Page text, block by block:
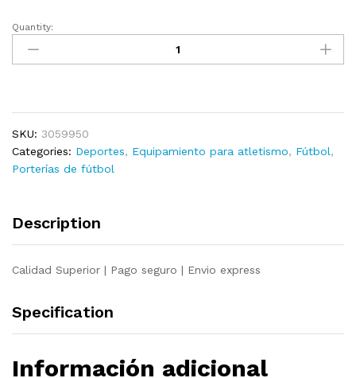
Portería
fútbol
pino
impregnada
160x100x80
Quantity:
SKU: 3059950
Categories: Deportes, Equipamiento para atletismo, Fútbol,
Porterías de fútbol
Description
Calidad Superior | Pago seguro | Envio express
Specification
Información adicional